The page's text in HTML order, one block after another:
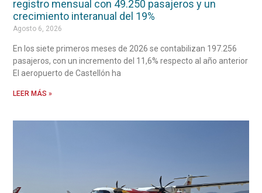
registro mensual con 49.250 pasajeros y un
crecimiento interanual del 19%
Agosto 6, 2026
En los siete primeros meses de 2026 se contabilizan 197.256
pasajeros, con un incremento del 11,6% respecto al año anterior
El aeropuerto de Castellón ha
LEER MÁS »